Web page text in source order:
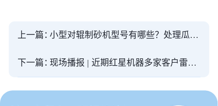
上一篇： 小型对辊制砂机型号有哪些？处理瓜米石效果怎么样？
下一篇： 现场播报 | 近期红星机器多家客户雷蒙磨项目相继上线投产